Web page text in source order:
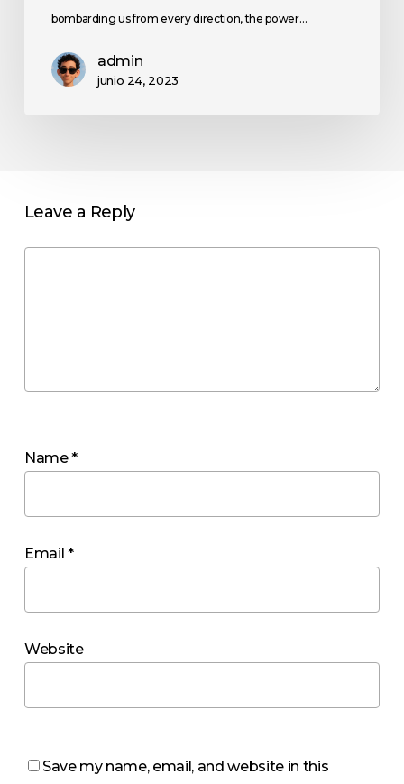
bombarding us from every direction, the power…
admin
junio 24, 2023
Leave a Reply
Name*
Email *
Website
Save my name, email, and website in this